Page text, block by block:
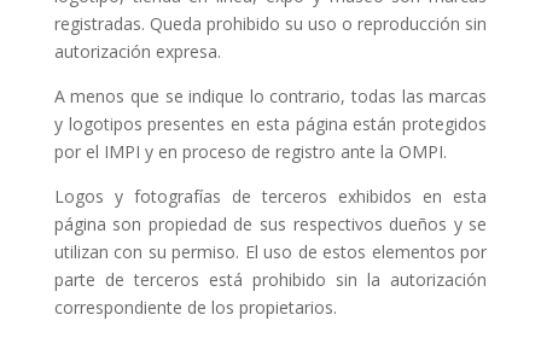
registradas. Queda prohibido su uso o reproducción sin
autorización expresa.
A menos que se indique lo contrario, todas las marcas
y logotipos presentes en esta página están protegidos
por el IMPI y en proceso de registro ante la OMPI.
Logos y fotografías de terceros exhibidos en esta
página son propiedad de sus respectivos dueños y se
utilizan con su permiso. El uso de estos elementos por
parte de terceros está prohibido sin la autorización
correspondiente de los propietarios.